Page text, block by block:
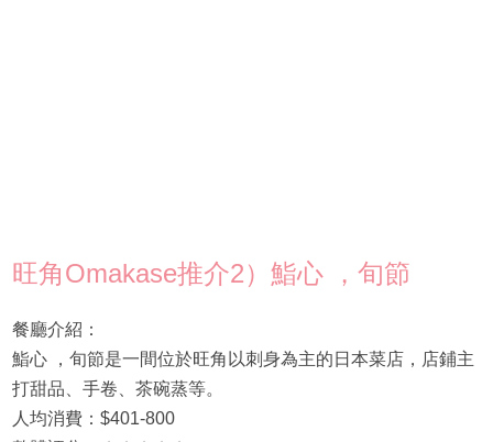
旺角Omakase推介2）鮨心 ，旬節
餐廳介紹：
鮨心 ，旬節是一間位於旺角以刺身為主的日本菜店，店鋪主
打甜品、手卷、茶碗蒸等。
人均消費：$401-800